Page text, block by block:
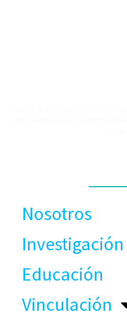
Nosotros
Investigación
Educación
Vinculación